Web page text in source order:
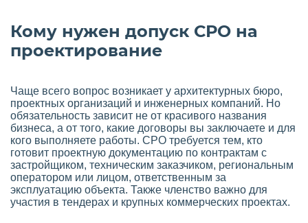
Кому нужен допуск СРО на
проектирование
Чаще всего вопрос возникает у архитектурных бюро,
проектных организаций и инженерных компаний. Но
обязательность зависит не от красивого названия
бизнеса, а от того, какие договоры вы заключаете и для
кого выполняете работы. СРО требуется тем, кто
готовит проектную документацию по контрактам с
застройщиком, техническим заказчиком, региональным
оператором или лицом, ответственным за
эксплуатацию объекта. Также членство важно для
участия в тендерах и крупных коммерческих проектах.